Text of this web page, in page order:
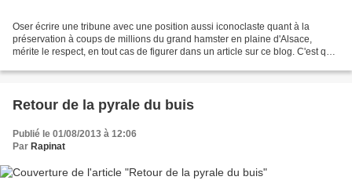
Oser écrire une tribune avec une position aussi iconoclaste quant à la
préservation à coups de millions du grand hamster en plaine d'Alsace,
mérite le respect, en tout cas de figurer dans un article sur ce blog. C'est que
Retour de la pyrale du buis
Publié le 01/08/2013 à 12:06
Par Rapinat